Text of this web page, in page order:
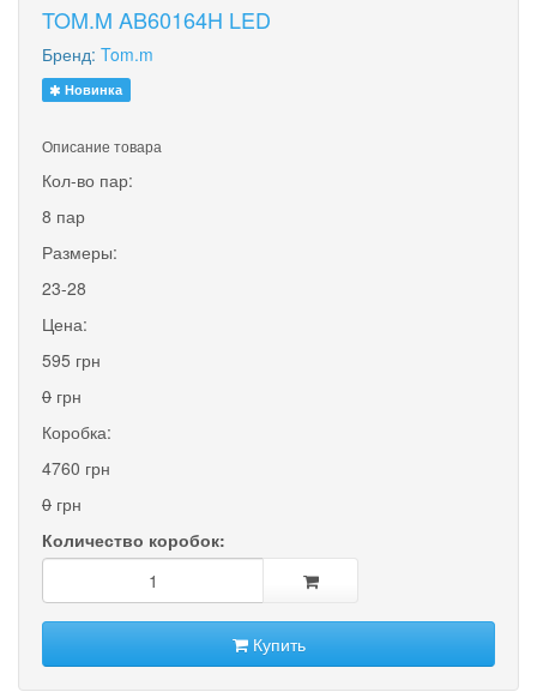
TOM.M AB60164H LED
Бренд: Tom.m
Новинка
Описание товара
Кол-во пар:
8 пар
Размеры:
23-28
Цена:
595 грн
0 грн
Коробка:
4760 грн
0 грн
Количество коробок:
Купить